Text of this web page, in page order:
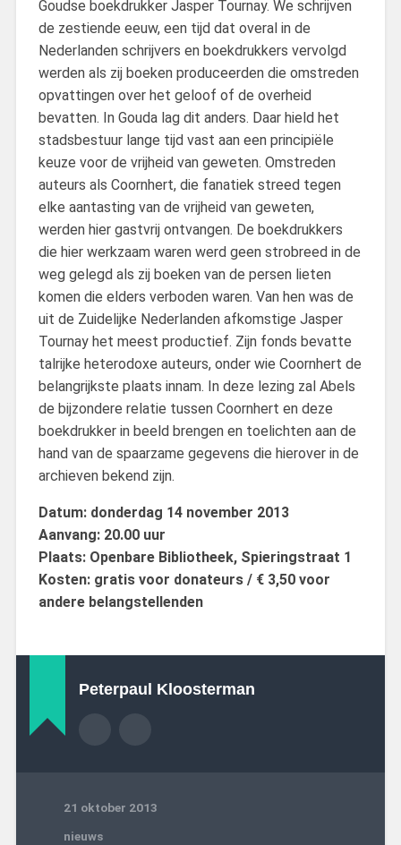
Goudse boekdrukker Jasper Tournay. We schrijven
de zestiende eeuw, een tijd dat overal in de
Nederlanden schrijvers en boekdrukkers vervolgd
werden als zij boeken produceerden die omstreden
opvattingen over het geloof of de overheid
bevatten. In Gouda lag dit anders. Daar hield het
stadsbestuur lange tijd vast aan een principiële
keuze voor de vrijheid van geweten. Omstreden
auteurs als Coornhert, die fanatiek streed tegen
elke aantasting van de vrijheid van geweten,
werden hier gastvrij ontvangen. De boekdrukkers
die hier werkzaam waren werd geen strobreed in de
weg gelegd als zij boeken van de persen lieten
komen die elders verboden waren. Van hen was de
uit de Zuidelijke Nederlanden afkomstige Jasper
Tournay het meest productief. Zijn fonds bevatte
talrijke heterodoxe auteurs, onder wie Coornhert de
belangrijkste plaats innam. In deze lezing zal Abels
de bijzondere relatie tussen Coornhert en deze
boekdrukker in beeld brengen en toelichten aan de
hand van de spaarzame gegevens die hierover in de
archieven bekend zijn.
Datum: donderdag 14 november 2013
Aanvang: 20.00 uur
Plaats: Openbare Bibliotheek, Spieringstraat 1
Kosten: gratis voor donateurs / € 3,50 voor
andere belangstellenden
Peterpaul Kloosterman
21 oktober 2013
nieuws